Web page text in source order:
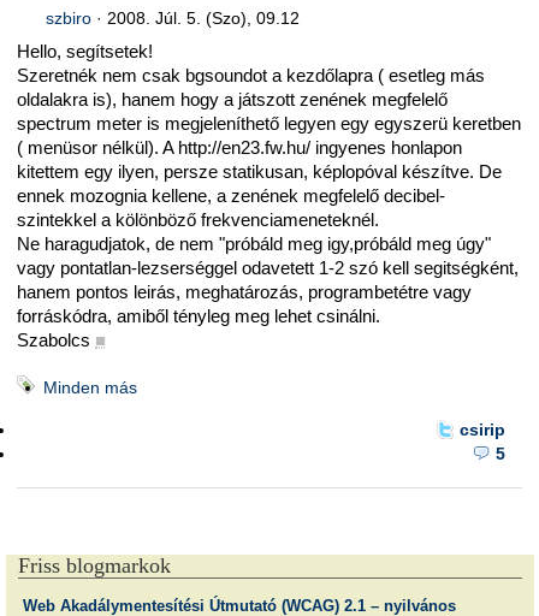
szbiro· 2008. Júl. 5. (Szo), 09.12
Hello, segítsetek!
Szeretnék nem csak bgsoundot a kezdőlapra ( esetleg más
oldalakra is), hanem hogy a játszott zenének megfelelő
spectrum meter is megjeleníthető legyen egy egyszerü keretben
( menüsor nélkül). A http://en23.fw.hu/ ingyenes honlapon
kitettem egy ilyen, persze statikusan, képlopóval készítve. De
ennek mozognia kellene, a zenének megfelelő decibel-
szintekkel a kölönböző frekvenciameneteknél.
Ne haragudjatok, de nem "próbáld meg igy,próbáld meg úgy"
vagy pontatlan-lezserséggel odavetett 1-2 szó kell segitségként,
hanem pontos leirás, meghatározás, programbetétre vagy
forráskódra, amiből tényleg meg lehet csinálni.
Szabolcs ■
Minden más
csirip
5
Friss blogmarkok
Web Akadálymentesítési Útmutató (WCAG) 2.1 – nyilvános